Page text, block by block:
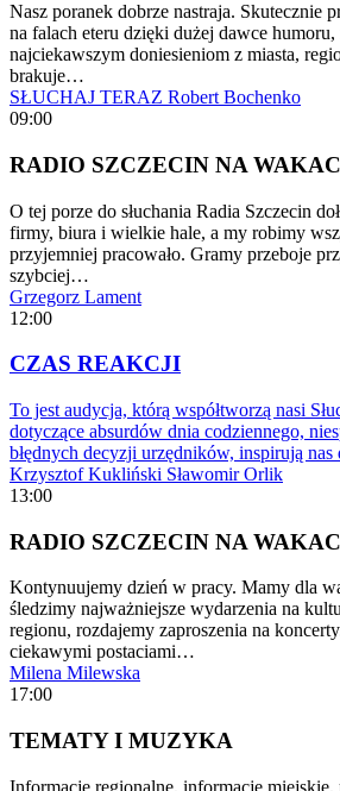
Nasz poranek dobrze nastraja. Skutecznie
na falach eteru dzięki dużej dawce
najciekawszym doniesieniom z miasta,
brakuje…
SŁUCHAJ TERAZ Robert Bochenko
09:00
RADIO SZCZECIN NA
O tej porze do słuchania Radia Szczecin
firmy, biura i wielkie hale, a my robimy
przyjemniej pracowało. Gramy przeboje
szybciej…
Grzegorz Lament
12:00
CZAS REAKCJI
To jest audycja, którą współtworzą nasi
dotyczące absurdów dnia codziennego,
błędnych decyzji urzędników, inspirują
Krzysztof Kukliński Sławomir Orlik
13:00
RADIO SZCZECIN NA
Kontynuujemy dzień w pracy. Mamy dla
śledzimy najważniejsze wydarzenia na
regionu, rozdajemy zaproszenia na
ciekawymi postaciami…
Milena Milewska
17:00
TEMATY I MUZYKA
Informacje regionalne, informacje miejskie,